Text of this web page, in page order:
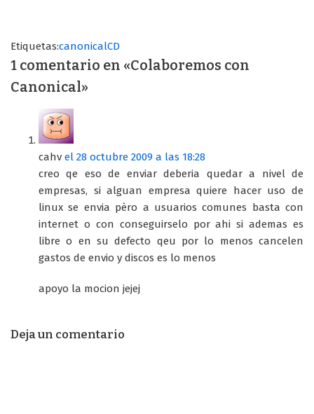
Etiquetas:canonicalCD
1 comentario en «Colaboremos con
Canonical»
cahv el 28 octubre 2009 a las 18:28
creo qe eso de enviar deberia quedar a nivel de
empresas, si alguan empresa quiere hacer uso de
linux se envia pèro a usuarios comunes basta con
internet o con conseguirselo por ahi si ademas es
libre o en su defecto qeu por lo menos cancelen
gastos de envio y discos es lo menos
apoyo la mocion jejej
Deja un comentario